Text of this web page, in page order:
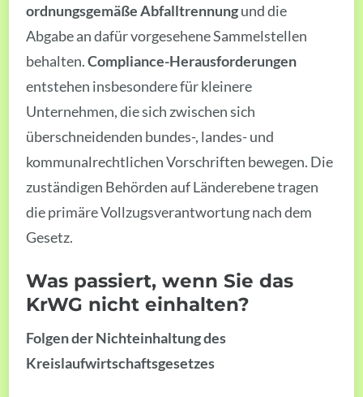
ordnungsgemäße Abfalltrennungund die
Abgabe an dafür vorgesehene Sammelstellen
behalten.Compliance-Herausforderungen
entstehen insbesondere für kleinere
Unternehmen, die sich zwischen sich
überschneidenden bundes-, landes- und
kommunalrechtlichen Vorschriften bewegen. Die
zuständigen Behörden auf Länderebene tragen
die primäre Vollzugsverantwortung nach dem
Gesetz.
Was passiert, wenn Sie das
KrWG nicht einhalten?
Folgen der Nichteinhaltung des
Kreislaufwirtschaftsgesetzes